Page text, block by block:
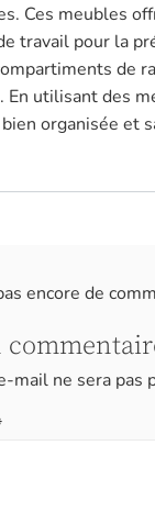
Ces meubles
travail pour la
de
En utilisant des
organisée et
encore de
mail ne sera pas